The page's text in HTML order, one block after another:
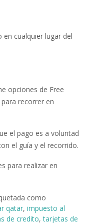
cualquier lugar del
opciones de Free
recorrer en
el pago es a voluntad
el guía y el recorrido.
para realizar en
como
qatar, impuesto al
de credito,tarjetas de